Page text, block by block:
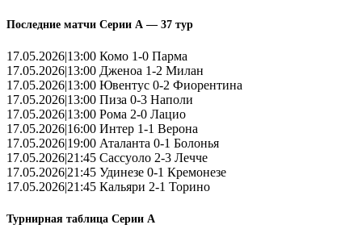
Последние матчи Серии А — 37 тур
17.05.2026|13:00 Комо 1-0 Парма
17.05.2026|13:00 Дженоа 1-2 Милан
17.05.2026|13:00 Ювентус 0-2 Фиорентина
17.05.2026|13:00 Пиза 0-3 Наполи
17.05.2026|13:00 Рома 2-0 Лацио
17.05.2026|16:00 Интер 1-1 Верона
17.05.2026|19:00 Аталанта 0-1 Болонья
17.05.2026|21:45 Сассуоло 2-3 Лечче
17.05.2026|21:45 Удинезе 0-1 Кремонезе
17.05.2026|21:45 Кальяри 2-1 Торино
Турнирная таблица Серии А